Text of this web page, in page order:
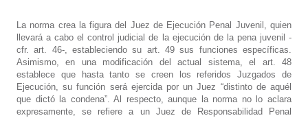
La norma crea la figura del Juez de Ejecución Penal Juvenil, quien
llevará a cabo el control judicial de la ejecución de la pena juvenil -
cfr. art. 46-, estableciendo su art. 49 sus funciones específicas.
Asimismo, en una modificación del actual sistema, el art. 48
establece que hasta tanto se creen los referidos Juzgados de
Ejecución, su función será ejercida por un Juez “distinto de aquél
que dictó la condena”. Al respecto, aunque la norma no lo aclara
expresamente, se refiere a un Juez de Responsabilidad Penal